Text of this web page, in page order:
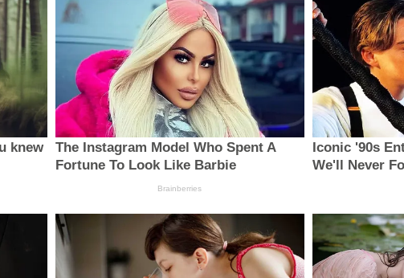
knew
The Instagram Model Who Spent A
Fortune To Look Like Barbie
Brainberries
Iconic '90s
We'll Never